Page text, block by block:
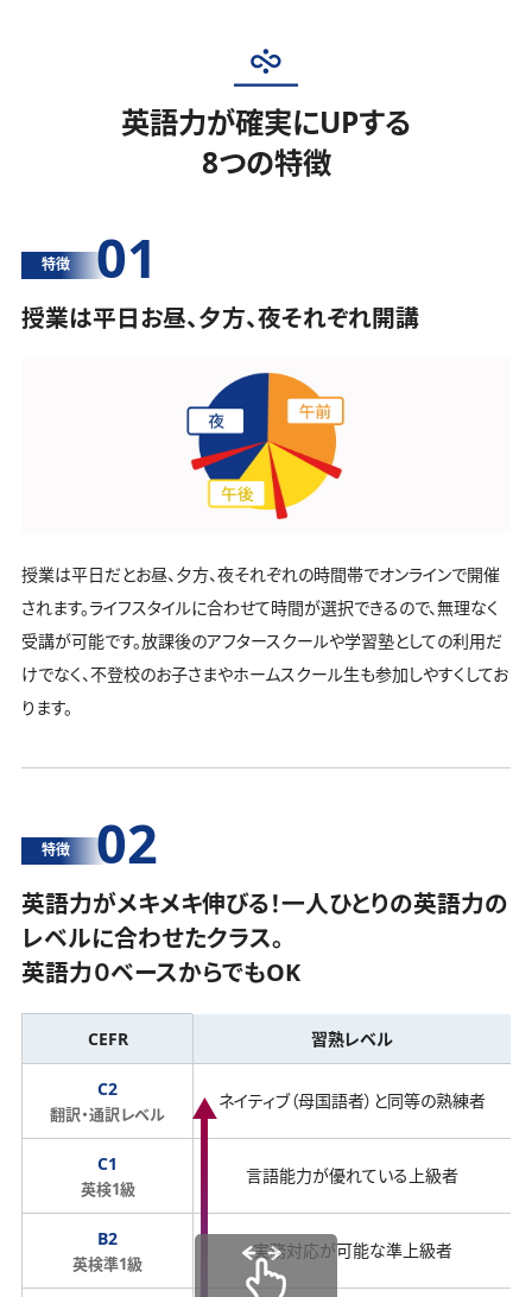
英語力が確実にUPする
8つの特徴
特徴 01
授業は平日お昼、夕方、夜それぞれ開講
授業は平日だとお昼、夕方、夜それぞれの時間帯でオンラインで開催
されます。ライフスタイルに合わせて時間が選択できるので、無理なく
受講が可能です。放課後のアフタースクールや学習塾としての利用だ
けでなく、不登校のお子さまやホームスクール生も参加しやすくしてお
ります。
特徴 02
英語力がメキメキ伸びる！一人ひとりの英語力の
レベルに合わせたクラス。
英語力０ベースからでもOK
CEFR 習熟レベル
C2
翻訳・通訳レベル
ネイティブ（母国語者）と同等の熟練者
C1
英検1級
言語能力が優れている上級者
B2
英検準1級
実務対応が可能な準上級者